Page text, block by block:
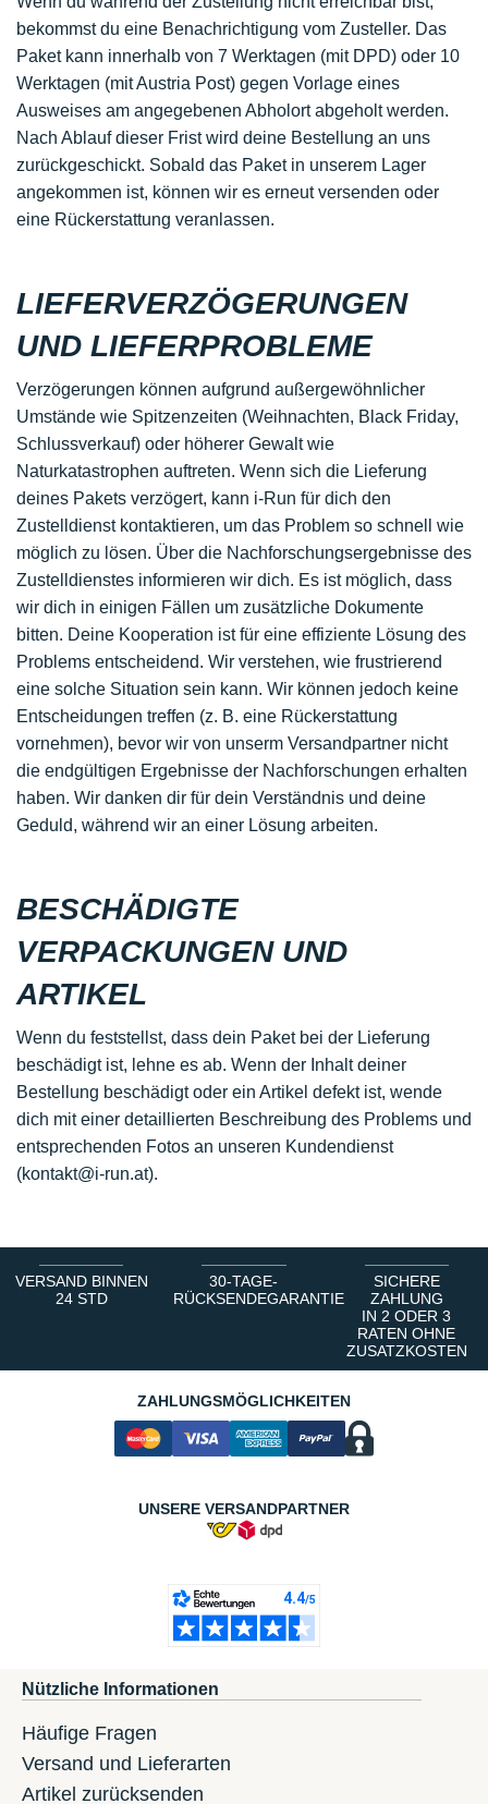
bekommst du eine Benachrichtigung vom Zusteller. Das
Paket kann innerhalb von 7 Werktagen (mit DPD) oder 10
Werktagen (mit Austria Post) gegen Vorlage eines
Ausweises am angegebenen Abholort abgeholt werden.
Nach Ablauf dieser Frist wird deine Bestellung an uns
zurückgeschickt. Sobald das Paket in unserem Lager
angekommen ist, können wir es erneut versenden oder
eine Rückerstattung veranlassen.
LIEFERVERZÖGERUNGEN
UND LIEFERPROBLEME
Verzögerungen können aufgrund außergewöhnlicher
Umstände wie Spitzenzeiten (Weihnachten, Black Friday,
Schlussverkauf) oder höherer Gewalt wie
Naturkatastrophen auftreten. Wenn sich die Lieferung
deines Pakets verzögert, kann i-Run für dich den
Zustelldienst kontaktieren, um das Problem so schnell wie
möglich zu lösen. Über die Nachforschungsergebnisse des
Zustelldienstes informieren wir dich. Es ist möglich, dass
wir dich in einigen Fällen um zusätzliche Dokumente
bitten. Deine Kooperation ist für eine effiziente Lösung des
Problems entscheidend. Wir verstehen, wie frustrierend
eine solche Situation sein kann. Wir können jedoch keine
Entscheidungen treffen (z. B. eine Rückerstattung
vornehmen), bevor wir von unserm Versandpartner nicht
die endgültigen Ergebnisse der Nachforschungen erhalten
haben. Wir danken dir für dein Verständnis und deine
Geduld, während wir an einer Lösung arbeiten.
BESCHÄDIGTE
VERPACKUNGEN UND
ARTIKEL
Wenn du feststellst, dass dein Paket bei der Lieferung
beschädigt ist, lehne es ab. Wenn der Inhalt deiner
Bestellung beschädigt oder ein Artikel defekt ist, wende
dich mit einer detaillierten Beschreibung des Problems und
entsprechenden Fotos an unseren Kundendienst
(kontakt@i-run.at).
VERSAND BINNEN
24 STD
30-TAGE-
RÜCKSENDEGARANTIE
SICHERE
ZAHLUNG
IN 2 ODER 3
RATEN OHNE
ZUSATZKOSTEN
ZAHLUNGSMÖGLICHKEITEN
UNSERE VERSANDPARTNER
Nützliche Informationen
Häufige Fragen
Versand und Lieferarten
Artikel zurücksenden